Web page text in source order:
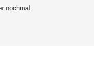
nochmal.